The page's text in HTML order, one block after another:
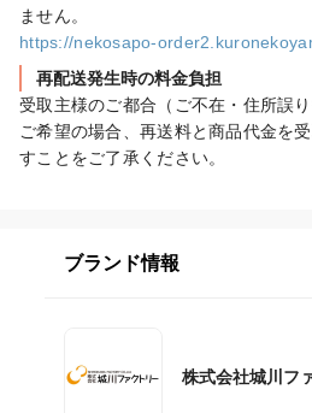
https://nekosapo-
再配送発生時の料金負担
受取主様のご都合（ご不在・住所誤
ご希望の場合、再送料と商品代金を
すことをご了承ください。
ブランド情報
株式会社城川フ